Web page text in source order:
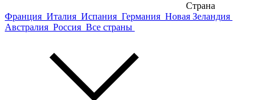
Страна
Франция Италия Испания Германия Новая Зеландия
Австралия Россия Все страны